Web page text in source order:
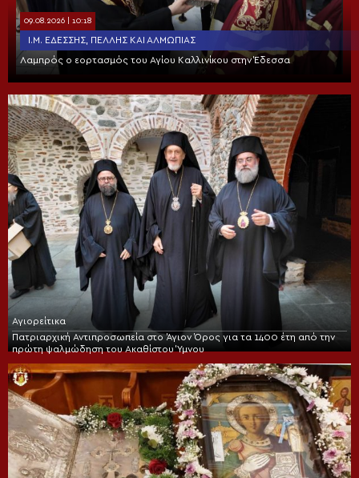
09.08.2026 | 10:18
Ι.Μ. ΕΔΈΣΣΗΣ, ΠΈΛΛΗΣ ΚΑΙ ΑΛΜΩΠΊΑΣ
Λαμπρός ο εορτασμός του Αγίου Καλλινίκου στην Έδεσσα
Αγιορείτικα
Πατριαρχική Αντιπροσωπεία στο Άγιον Όρος για τα 1400 έτη από την
πρώτη ψαλμώδηση του Ακαθίστου Ύμνου